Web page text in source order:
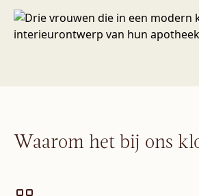
Waarom het bij ons